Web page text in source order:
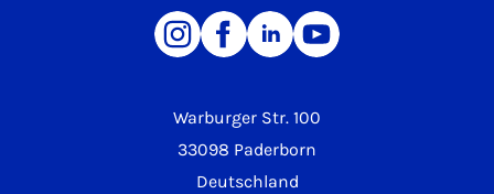
Warburger Str. 100
33098 Paderborn
Deutschland